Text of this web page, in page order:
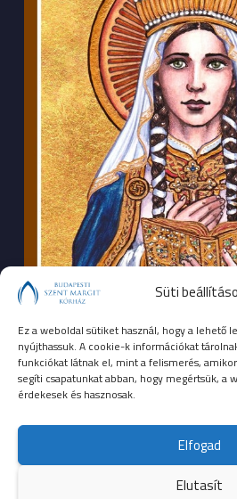
Süti
Ez a weboldal sütiket használ, hogy a lehető
nyújthassuk. A cookie-k információkat
funkciókat látnak el, mint a felismerés,
segíti csapatunkat abban, hogy megértsük, a
érdekesek és hasznosak.
Elfogad
Elutasít
SEGÉLYHÍVÓSZÁMOK
104mentők